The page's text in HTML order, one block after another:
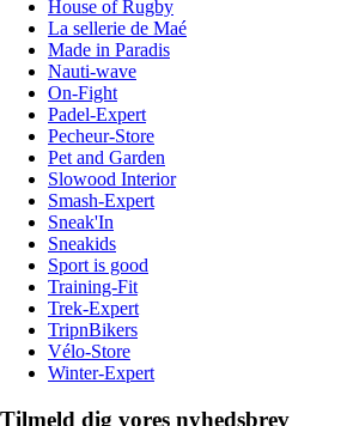
House of Rugby
La sellerie de Maé
Made in Paradis
Nauti-wave
On-Fight
Padel-Expert
Pecheur-Store
Pet and Garden
Slowood Interior
Smash-Expert
Sneak'In
Sneakids
Sport is good
Training-Fit
Trek-Expert
TripnBikers
Vélo-Store
Winter-Expert
Tilmeld dig vores nyhedsbrev